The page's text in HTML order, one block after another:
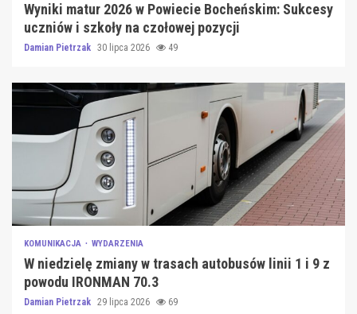
Wyniki matur 2026 w Powiecie Bocheńskim: Sukcesy
uczniów i szkoły na czołowej pozycji
Damian Pietrzak 30 lipca 2026 49
KOMUNIKACJA WYDARZENIA
W niedzielę zmiany w trasach autobusów linii 1 i 9 z
powodu IRONMAN 70.3
Damian Pietrzak 29 lipca 2026 69